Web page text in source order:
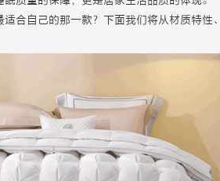
合自己的那一款？下面我们将从材质特性